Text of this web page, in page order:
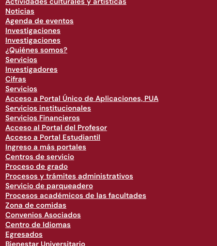
Noticias
Agenda de eventos
Investigaciones
Investigaciones
¿Quiénes somos?
Servicios
Investigadores
Cifras
Servicios
Acceso a Portal Único de Aplicaciones, PUA
Servicios institucionales
Servicios Financieros
Acceso al Portal del Profesor
Acceso a Portal Estudiantil
Ingreso a más portales
Centros de servicio
Proceso de grado
Procesos y trámites administrativos
Servicio de parqueadero
Procesos académicos de las facultades
Zona de comidas
Convenios Asociados
Centro de Idiomas
Egresados
Bienestar Universitario